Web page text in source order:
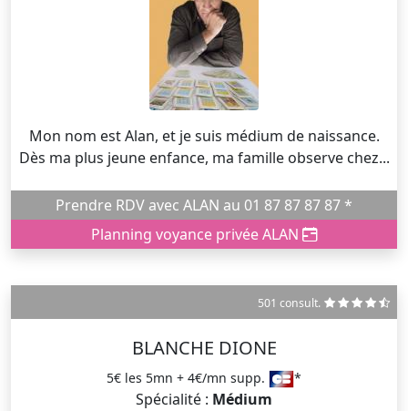
Mon nom est Alan, et je suis médium de naissance.
Dès ma plus jeune enfance, ma famille observe chez...
Prendre RDV avec ALAN au 01 87 87 87 87 *
Planning voyance privée ALAN
501 consult.
BLANCHE DIONE
5€ les 5mn + 4€/mn supp. *
Spécialité : Médium